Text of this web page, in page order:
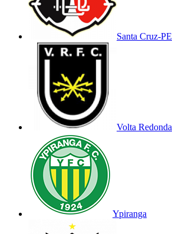
Santa Cruz-PE
Volta Redonda
Ypiranga